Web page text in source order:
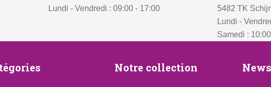
Lundi - Vendredi : 09:00 - 17:00
5482 TK
Lundi -
Samedi :
Notre
Notre collection